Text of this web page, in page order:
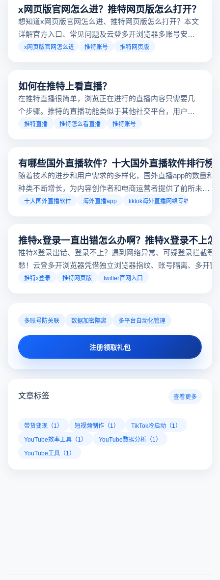
海外无限制不封号直播平台有哪些？十大国外直
在海外直播领域，“无限制不封号” 更多指合规运营下的低风
有绝对无规则的平台，但选择对创作者友好、规则清晰的平台
业工具规避风险，能显著降低封号概率。以下推荐十大国外
十大国外直播软件 海外直播app tiktok海外直播网络专线
x网页版官网怎么进？推特网页版怎么打开？
想知道x网页版官网怎么进、推特网页版怎么打开？本文
详解官方入口、常见问题及云登多开浏览器多账号安全
访问方案，助你稳定登录高效运营。
x网页版官网怎么进 推特账号 推特网页版
如何在推特上看直播？
在推特直播很简单，浏览正在进行的直播内容只需要几
个步骤。推特的直播功能类似于其他社交平台，用户可
以通过关注自己喜欢的账号、浏览话题标签或查看实时
闲活动还是个人直播。接下来，我们将介绍具体的观看
推特直播 推特怎么看直播 推特账号
有哪些国外直播软件？十大国外直播软件排行榜
种类不断增长，为内容创作者和电商运营者提供了前所未有
的机遇。如果你是一个跨境电商从业者，想要了解2025年十
大国外直播软件排行榜，那么你来对地方了！接下来跟着云
十大国外直播软件 海外直播app tiktok海外直播网络专线